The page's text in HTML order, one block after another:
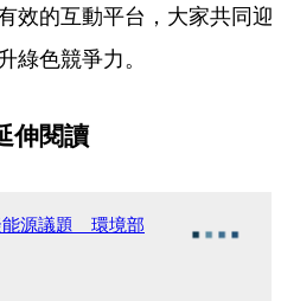
效的互動平台，大家共同迎
綠色競爭力。
伸閱讀
能源議題 環境部